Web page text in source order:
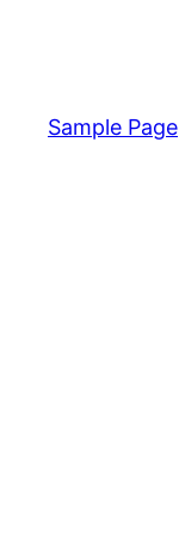
Sample Page